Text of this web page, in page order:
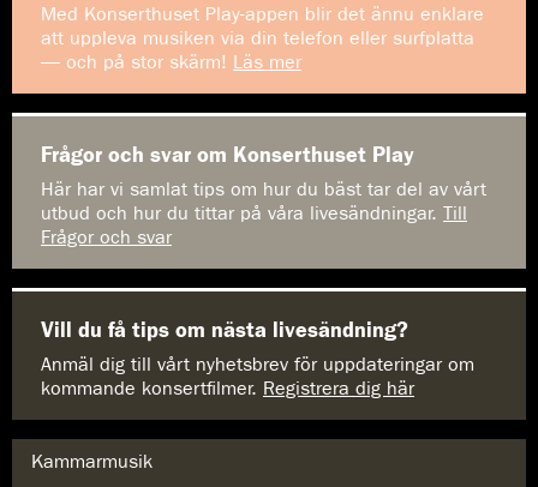
Med Konserthuset Play-appen blir det ännu enklare
att uppleva musiken via din telefon eller surfplatta
— och på stor skärm! Läs mer
Frågor och svar om Konserthuset Play
Här har vi samlat tips om hur du bäst tar del av vårt
utbud och hur du tittar på våra livesändningar. Till
Frågor och svar
Vill du få tips om nästa livesändning?
Anmäl dig till vårt nyhetsbrev för uppdateringar om
kommande konsertfilmer. Registrera dig här
G
Kammarmusik